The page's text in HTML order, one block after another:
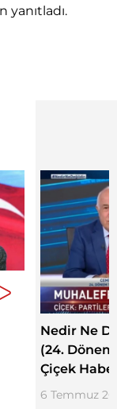
yanıtladı.
Nedir Ne
(24.
Çiçek
6 Temmuz